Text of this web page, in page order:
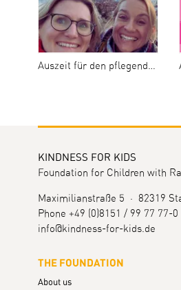
Auszeit für den pflegenden Elternteil
KINDNESS FOR KIDS
Foundation for Children with
Maximilianstraße 5 · 82319
Phone +49 (0)8151 / 99 77 77-0
info@kindness-for-kids.de
THE FOUNDATION
About us